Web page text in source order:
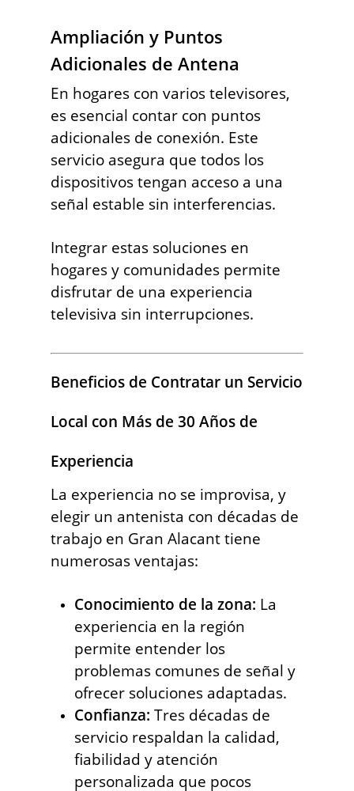
Ampliación y Puntos
Adicionales de Antena
En hogares con varios televisores,
es esencial contar con puntos
adicionales de conexión. Este
servicio asegura que todos los
dispositivos tengan acceso a una
señal estable sin interferencias.
Integrar estas soluciones en
hogares y comunidades permite
disfrutar de una experiencia
televisiva sin interrupciones.
Beneficios de Contratar un Servicio
Local con Más de 30 Años de
Experiencia
La experiencia no se improvisa, y
elegir un antenista con décadas de
trabajo en Gran Alacant tiene
numerosas ventajas:
Conocimiento de la zona: La
experiencia en la región
permite entender los
problemas comunes de señal y
ofrecer soluciones adaptadas.
Confianza: Tres décadas de
servicio respaldan la calidad,
fiabilidad y atención
personalizada que pocos